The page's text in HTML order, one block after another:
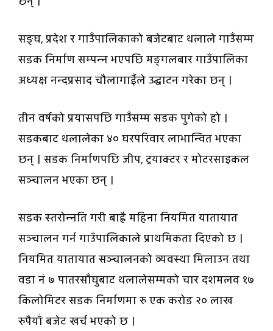
सङ्घ, प्रदेश र गाउँपालिकाको बजेटबाट थलाले गाउँसम्म
सडक निर्माण सम्पन्न भएपछि मङ्गलबार गाउँपालिका
अध्यक्ष नन्दप्रसाद चौलागाईँले उद्घाटन गरेका छन् ।
तीन वर्षको प्रयासपछि गाउँसम्म सडक पुगेको हो ।
सडकबाट थलालेका ४० घरपरिवार लाभान्वित भएका
छन् । सडक निर्माणपछि जीप, ट्रयाक्टर र मोटरसाइकल
सञ्चालन भएका छन् ।
सडक स्तरोन्नति गरी बाह्रै महिना नियमित यातायात
सञ्चालन गर्न गाउँपालिकाले प्राथमिकता दिएको छ ।
नियमित यातायात सञ्चालनको व्यवस्था मिलाउन तथा
वडा नं ७ पातरसाँघुबाट थलालेसम्मको चार दशमलव १७
किलोमिटर सडक निर्माणमा रु एक करोड २० लाख
रुपैयाँ बजेट खर्च भएको छ ।